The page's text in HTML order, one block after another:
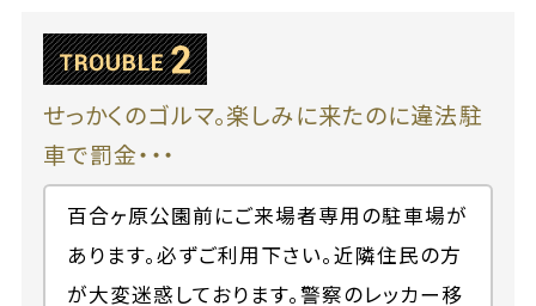
せっかくのゴルマ。楽しみに来たのに違法駐
車で罰金・・・
百合ヶ原公園前にご来場者専用の駐車場が
あります。必ずご利用下さい。近隣住民の方
が大変迷惑しております。警察のレッカー移